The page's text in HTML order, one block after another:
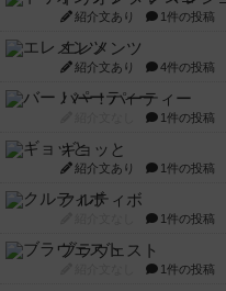
紹介文あり 1件の投稿
エレメンツ
紹介文あり 4件の投稿
バー！パーティー
1件の投稿
ギョッと
紹介文あり 1件の投稿
クルティボ
1件の投稿
ブラヴェスト
1件の投稿